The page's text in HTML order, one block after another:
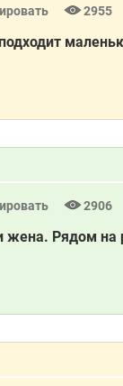
2955
2906
женa. Рядом нa